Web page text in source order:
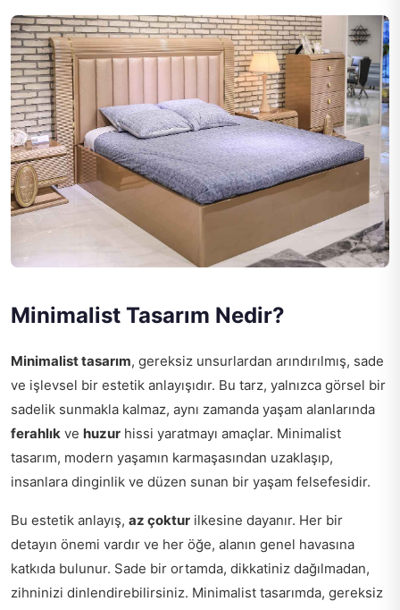
Minimalist Tasarım Nedir?
Minimalist tasarım, gereksiz unsurlardan arındırılmış, sade
ve işlevsel bir estetik anlayışıdır. Bu tarz, yalnızca görsel bir
sadelik sunmakla kalmaz, aynı zamanda yaşam alanlarında
ferahlık ve huzur hissi yaratmayı amaçlar. Minimalist
tasarım, modern yaşamın karmaşasından uzaklaşıp,
insanlara dinginlik ve düzen sunan bir yaşam felsefesidir.
Bu estetik anlayış, az çoktur ilkesine dayanır. Her bir
detayın önemi vardır ve her öğe, alanın genel havasına
katkıda bulunur. Sade bir ortamda, dikkatiniz dağılmadan,
zihninizi dinlendirebilirsiniz. Minimalist tasarımda, gereksiz